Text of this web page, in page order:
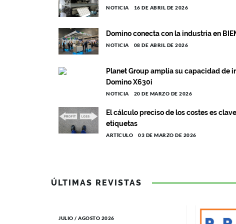
NOTICIA 16 DE ABRIL DE 2026
Domino conecta con la industria en
NOTICIA 08 DE ABRIL DE 2026
Planet Group amplía su capacidad de
Domino X630i
NOTICIA 20 DE MARZO DE 2026
El cálculo preciso de los costes es
etiquetas
ARTÍCULO 03 DE MARZO DE 2026
ÚLTIMAS REVISTAS
JULIO / AGOSTO 2026